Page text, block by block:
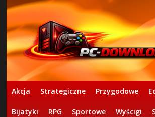
Akcja Strategiczne Przygodowe
Bijatyki RPG Sportowe Wyścigi